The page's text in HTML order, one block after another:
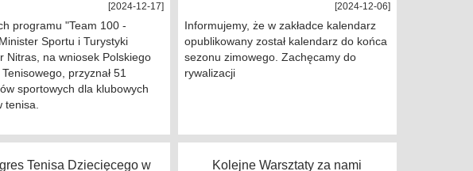
[2024-12-17]
programu "Team 100 -
Sportu i Turystyki
Nitras, na wniosek Polskiego
przyznał 51
sportowych dla klubowych
tenisa.
[2024-12-06]
Informujemy, że w zakładce kalendarz
opublikowany został kalendarz do końca
sezonu zimowego. Zachęcamy do
rywalizacji
Tenisa Dziecięcego w
Kolejne Warsztaty za nami